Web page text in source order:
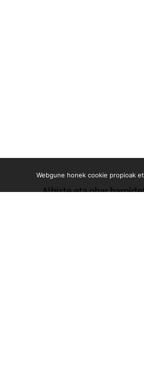
Albiste eta ohar
Webgune honek cookie propioak